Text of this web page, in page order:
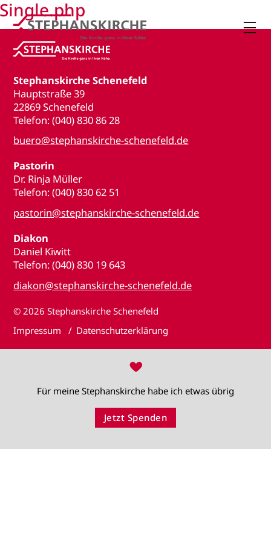

Stephanskirche Schenefeld
Hauptstraße 39
22869 Schenefeld
Telefon: (040) 830 86 28
buero@stephanskirche-schenefeld.de
Pastorin
Dr. Rinja Müller
Telefon: (040) 830 62 51
pastorin@stephanskirche-schenefeld.de
Diakon
Daniel Kiwitt
Telefon: (040) 830 19 643
diakon@stephanskirche-schenefeld.de
© 2026 Stephanskirche Schenefeld
Impressum
Datenschutzerklärung
♥
Für meine Stephanskirche habe ich etwas übrig
Jetzt Spenden